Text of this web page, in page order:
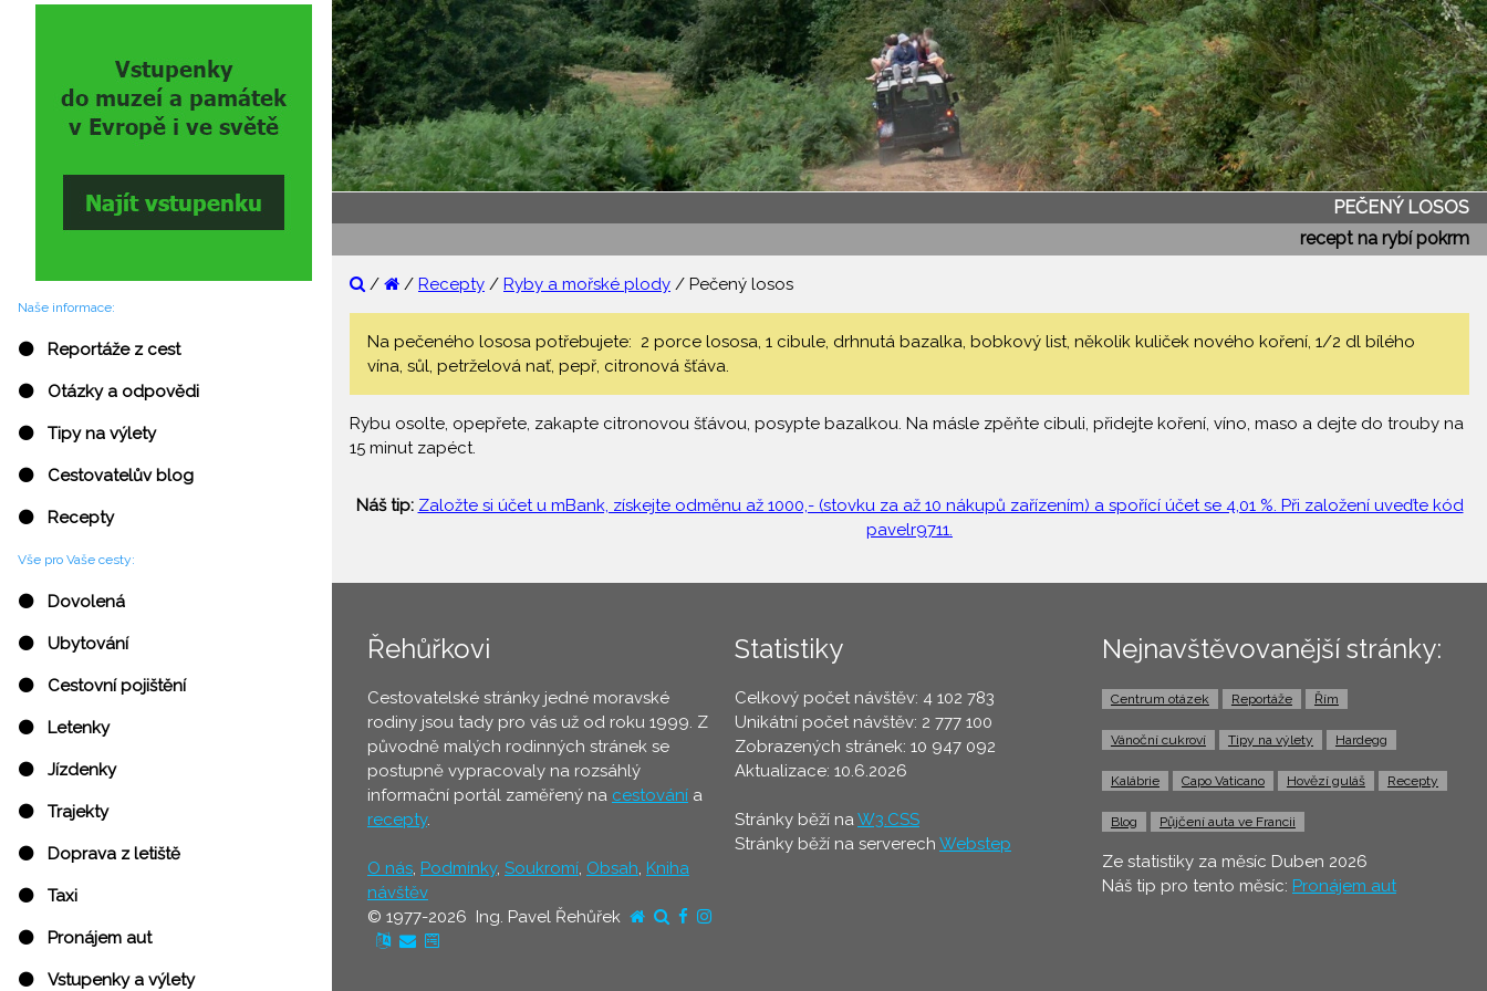
Naše informace:
⚫ Reportáže z cest
⚫ Otázky a odpovědi
⚫ Tipy na výlety
⚫ Cestovatelův blog
⚫ Recepty
Vše pro Vaše cesty:
⚫ Dovolená
⚫ Ubytování
⚫ Cestovní pojištění
⚫ Letenky
⚫ Jízdenky
⚫ Trajekty
⚫ Doprava z letiště
⚫ Taxi
⚫ Pronájem aut
⚫ Vstupenky a výlety
PEČENÝ LOSOS
recept na rybí pokrm
/ / Recepty / Ryby a mořské plody / Pečený losos
Na pečeného lososa potřebujete: 2 porce lososa, 1 cibule, drhnutá bazalka, bobkový list, několik kuliček nového koření, 1/2 dl bílého
vína, sůl, petrželová nať, pepř, citronová šťáva.
Rybu osolte, opepřete, zakapte citronovou šťávou, posypte bazalkou. Na másle zpěňte cibuli, přidejte koření, víno, maso a dejte do trouby na
15 minut zapéct.
Náš tip: Založte si účet u mBank, získejte odměnu až 1000,- (stovku za až 10 nákupů zařízením) a spořící účet se 4,01 %. Při založení uveďte kód
pavelr9711.
Řehůřkovi
Cestovatelské stránky jedné moravské
rodiny jsou tady pro vás už od roku 1999. Z
původně malých rodinných stránek se
postupně vypracovaly na rozsáhlý
informační portál zaměřený na cestování a
recepty.
O nás, Podmínky, Soukromí, Obsah, Kniha
návštěv
© 1977-2026 Ing. Pavel Řehůřek
Statistiky
Celkový počet návštěv: 4 102 783
Unikátní počet návštěv: 2 777 100
Zobrazených stránek: 10 947 092
Aktualizace: 10.6.2026
Stránky běží naW3.CSS
Stránky běží na serverech Webstep
Nejnavštěvovanější stránky:
Centrum otázek Reportáže Řím
Vánoční cukroví Tipy na výlety Hardegg
Kalábrie Capo Vaticano Hovězí guláš Recepty
Blog Půjčení auta ve Francii
Ze statistiky za měsíc Duben 2026
Náš tip pro tento měsíc: Pronájem aut